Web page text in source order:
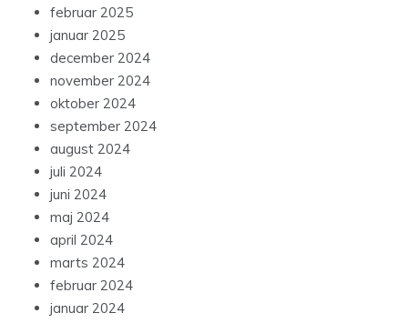
februar 2025
januar 2025
december 2024
november 2024
oktober 2024
september 2024
august 2024
juli 2024
juni 2024
maj 2024
april 2024
marts 2024
februar 2024
januar 2024